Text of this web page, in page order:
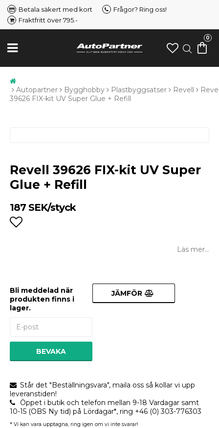
Betala säkert med kort
Frågor? Ring oss!
Fraktfritt över 795.-
0
Autopartner Bygghobby Plastbyggsatser Revell
39626 FIX-kit UV Super Glue + Refill
Revell 39626 FIX-kit UV Super
Glue + Refill
187 SEK/styck
Läs mer...
Bli meddelad när
produkten finns i
lager.
BEVAKA
JÄMFÖR
Står det "Beställningsvara", maila oss så kollar vi upp
leveranstiden!
Öppet i butik och telefon mellan 9-18 Vardagar samt
10-15 (OBS Ny tid) på Lördagar*, ring +46 (0) 303-776303
* Vi kan vara upptagna, ring igen om vi inte svarar!